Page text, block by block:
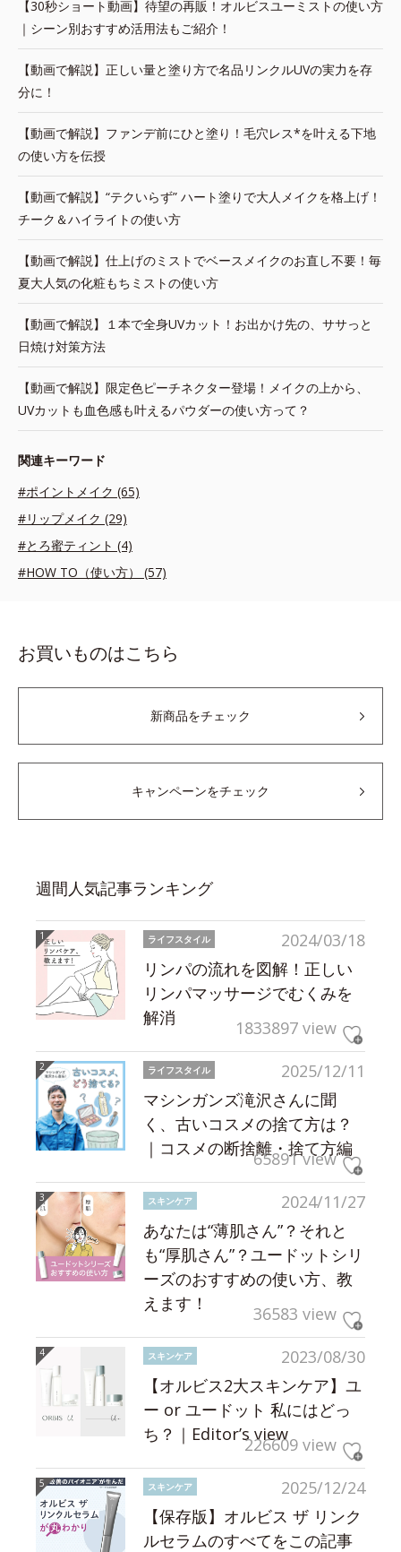
【30秒ショート動画】待望の再販！オルビスユーミストの使い方
｜シーン別おすすめ活用法もご紹介！
【動画で解説】正しい量と塗り方で名品リンクルUVの実力を存
分に！
【動画で解説】ファンデ前にひと塗り！毛穴レス*を叶える下地
の使い方を伝授
【動画で解説】“テクいらず” ハート塗りで大人メイクを格上げ！
チーク＆ハイライトの使い方
【動画で解説】仕上げのミストでベースメイクのお直し不要！毎
夏大人気の化粧もちミストの使い方
【動画で解説】１本で全身UVカット！お出かけ先の、ササっと
日焼け対策方法
【動画で解説】限定色ピーチネクター登場！メイクの上から、
UVカットも血色感も叶えるパウダーの使い方って？
関連キーワード
#ポイントメイク (65)
#リップメイク (29)
#とろ蜜ティント (4)
#HOW TO（使い方） (57)
お買いものはこちら
新商品をチェック
キャンペーンをチェック
週間人気記事ランキング
2024/03/18
ライフスタイル
リンパの流れを図解！正しい
リンパマッサージでむくみを
解消
1833897 view
2025/12/11
ライフスタイル
マシンガンズ滝沢さんに聞
く、古いコスメの捨て方は？
｜コスメの断捨離・捨て方編
65891 view
2024/11/27
スキンケア
あなたは“薄肌さん”？それと
も“厚肌さん”？ユードットシリ
ーズのおすすめの使い方、教
えます！
36583 view
2023/08/30
スキンケア
【オルビス2大スキンケア】ユ
ー or ユードット 私にはどっ
ち？｜Editor’s view226609 view
2025/12/24
スキンケア
【保存版】オルビス ザ リンク
ルセラムのすべてをこの記事